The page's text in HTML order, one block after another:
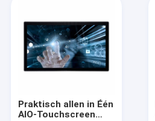
Praktisch allen in Één
AIO-Touchscreen